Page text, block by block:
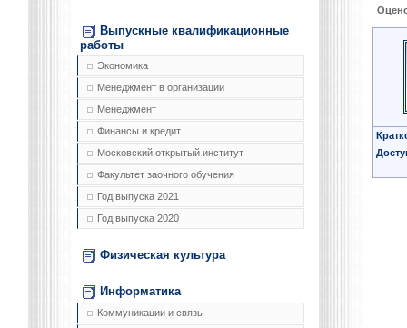
Выпускные квалификационные
работы
Экономика
Менеджмент в организации
Менеджмент
Финансы и кредит
Московский открытый институт
Факультет заочного обучения
Год выпуска 2021
Год выпуска 2020
Физическая культура
Информатика
Коммуникации и связь